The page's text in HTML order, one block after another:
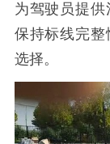
为驾驶员提
保持标线完整
选择。